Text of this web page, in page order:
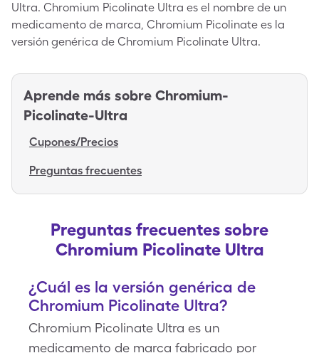
Ultra. Chromium Picolinate Ultra es el nombre de un
medicamento de marca, Chromium Picolinate es la
versión genérica de Chromium Picolinate Ultra.
Aprende más sobre Chromium-
Picolinate-Ultra
Cupones/Precios
Preguntas frecuentes
Preguntas frecuentes sobre
Chromium Picolinate Ultra
¿Cuál es la versión genérica de
Chromium Picolinate Ultra?
Chromium Picolinate Ultra es un
medicamento de marca fabricado por